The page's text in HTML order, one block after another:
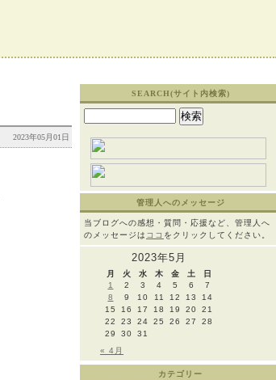
2023年05月01日
SEARCH(サイト内検索)
索:
管理人へのメッセージ
当ブログへの感想・質問・応援など、管理人へ
のメッセージは ココ をクリックしてください。
2023年5月
月 火 水 木 金 土
日
1
2 3 4 5 6
7
8
9 10 11 12 13
14
15
16 17 18 19 20
21
22
23 24 25 26 27
28
29
30
31
« 4月
カテゴリー